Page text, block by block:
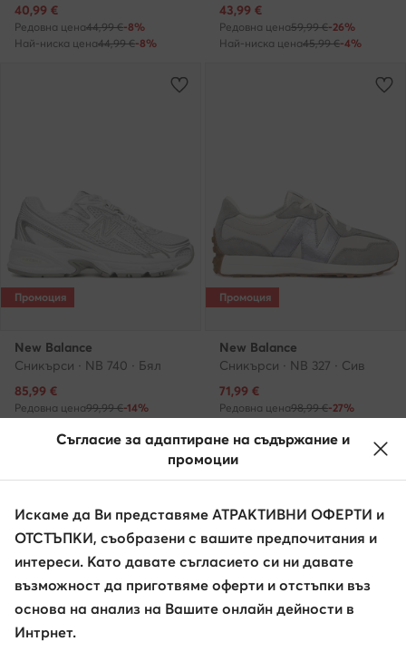
Актуална цена
40,99 €
Редовна цена44,99 €-8%
Най-ниска цена44,99 €-8%
Актуална цена
43,99 €
Редовна цена59,99 €-26%
Най-ниска цена45,99 €-4%
Промоция
New Balance
Сникърси · NB 740 · Бял
Актуална цена
85,99 €
Редовна цена99,99 €-14%
Промоция
New Balance
Сникърси · NB 327 · Сив
Актуална цена
71,99 €
Редовна цена98,99 €-27%
Съгласие за адаптиране на съдържание и
промоции
Искаме да Ви представяме АТРАКТИВНИ ОФЕРТИ и
ОТСТЪПКИ, съобразени с вашите предпочитания и
интереси. Като давате съгласието си ни давате
възможност да приготвяме оферти и отстъпки въз
основа на анализ на Вашите онлайн дейности в
Интрнет.